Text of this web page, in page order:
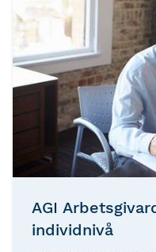
AGI
individnivå